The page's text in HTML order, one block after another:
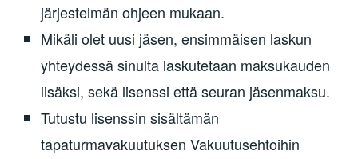
järjestelmän ohjeen mukaan.
Mikäli olet uusi jäsen, ensimmäisen laskun
yhteydessä sinulta laskutetaan maksukauden
lisäksi, sekä lisenssi että seuran jäsenmaksu.
Tutustu lisenssin sisältämän
tapaturmavakuutuksen Vakuutusehtoihin